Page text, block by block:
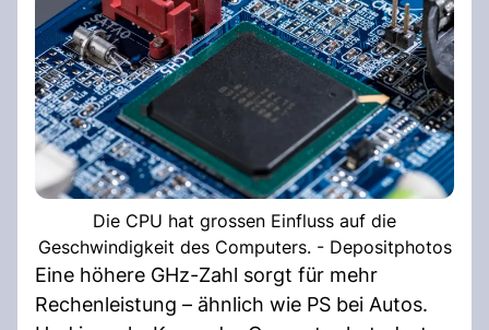
Die CPU hat grossen Einfluss auf die
Geschwindigkeit des Computers. - Depositphotos
Eine höhere GHz-Zahl sorgt für mehr
Rechenleistung – ähnlich wie PS bei Autos.